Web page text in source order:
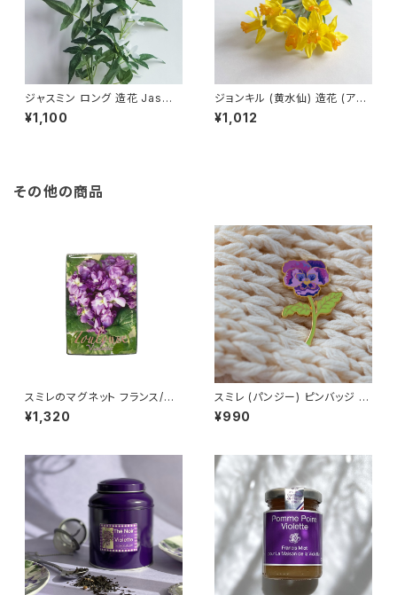
ジャスミン ロング 造花 Jasmi
num grandiflorum アーティフ
ィシャルフラワー
¥1,100
ジョンキル (黄水仙) 造花 (アー
ティフィシャルフラワー) Jonqui
l １束(３本入り)
¥1,012
その他の商品
スミレのマグネット フランス/トゥ
ールーズ Toulouse パルマバ
イオレット /１個
¥1,320
スミレ (パンジー) ピンバッジ P
ansy
¥990